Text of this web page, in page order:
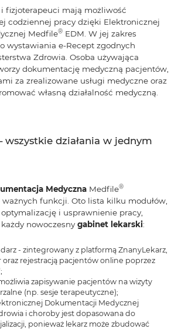
fizjoterapeuci mają możliwość
codziennej pracy dzięki Elektronicznej
Medfile® EDM. W jej zakres
wystawiania e-Recept zgodnych
Zdrowia. Osoba używająca
dokumentację medyczną pacjentów,
za zrealizowane usługi medyczne oraz
własną działalność medyczną.
wszystkie działania w jednym
Medyczna Medfile®
funkcji. Oto lista kilku modułów,
i usprawnienie pracy,
nowoczesny gabinet lekarski:
- zintegrowany z platformą ZnanyLekarz,
oraz rejestracją pacjentów online poprzez
;
zapisywanie pacjentów na wizyty
(np. sesje terapeutyczne);
Dokumentacji Medycznej
i choroby jest dopasowana do
ponieważ lekarz może zbudować